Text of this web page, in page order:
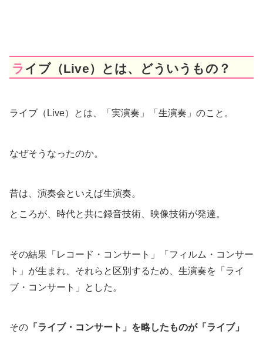
ライブ（Live）とは、どういうもの？
ライブ（Live）とは、「実演奏」「生演奏」のこと。
なぜそうなったのか。
昔は、演奏会といえば生演奏。
ところが、時代と共に録音技術、映像技術が発達。
その結果「レコード・コンサート」「フィルム・コンサー
ト」が生まれ、それらと区別するため、生演奏を「ライ
ブ・コンサート」とした。
その 「ライブ・コンサート」を略したものが「ライブ」